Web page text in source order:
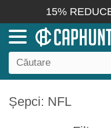
15%
Șepci: NFL